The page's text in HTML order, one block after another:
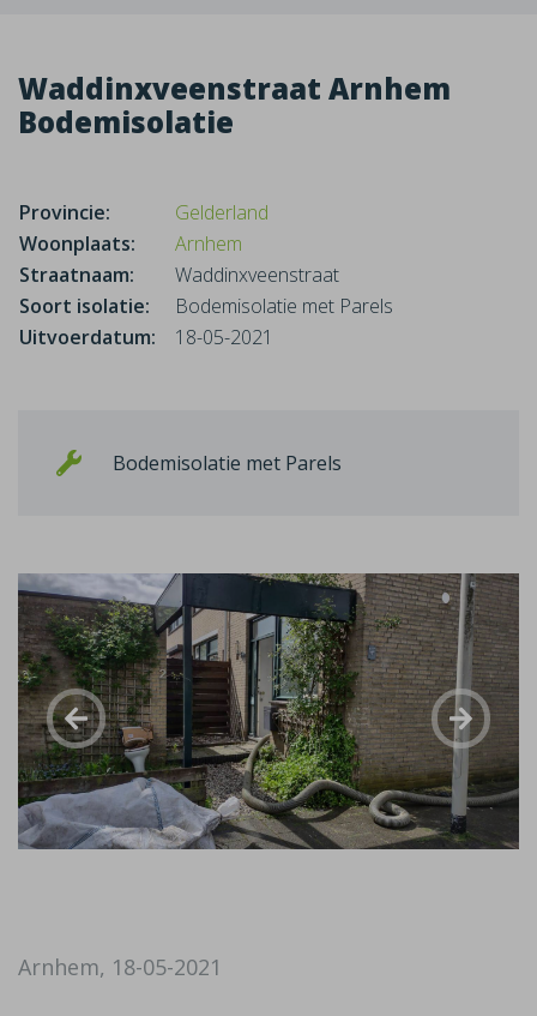
Waddinxveenstraat Arnhem
Bodemisolatie
Provincie:
Gelderland
Woonplaats:
Arnhem
Straatnaam:
Waddinxveenstraat
Soort isolatie:
Bodemisolatie met Parels
Uitvoerdatum:
18-05-2021
Bodemisolatie met Parels
Arnhem, 18-05-2021